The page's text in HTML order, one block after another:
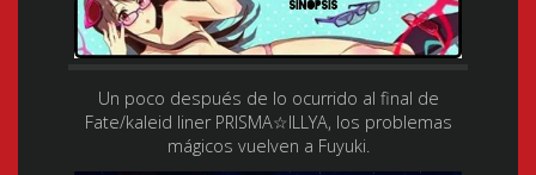
Un poco después de lo ocurrido al final de
Fate/kaleid liner PRISMA☆ILLYA, los problemas
mágicos vuelven a Fuyuki.